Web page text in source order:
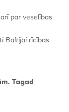
par veselības
Baltijai rīcības
Tagad